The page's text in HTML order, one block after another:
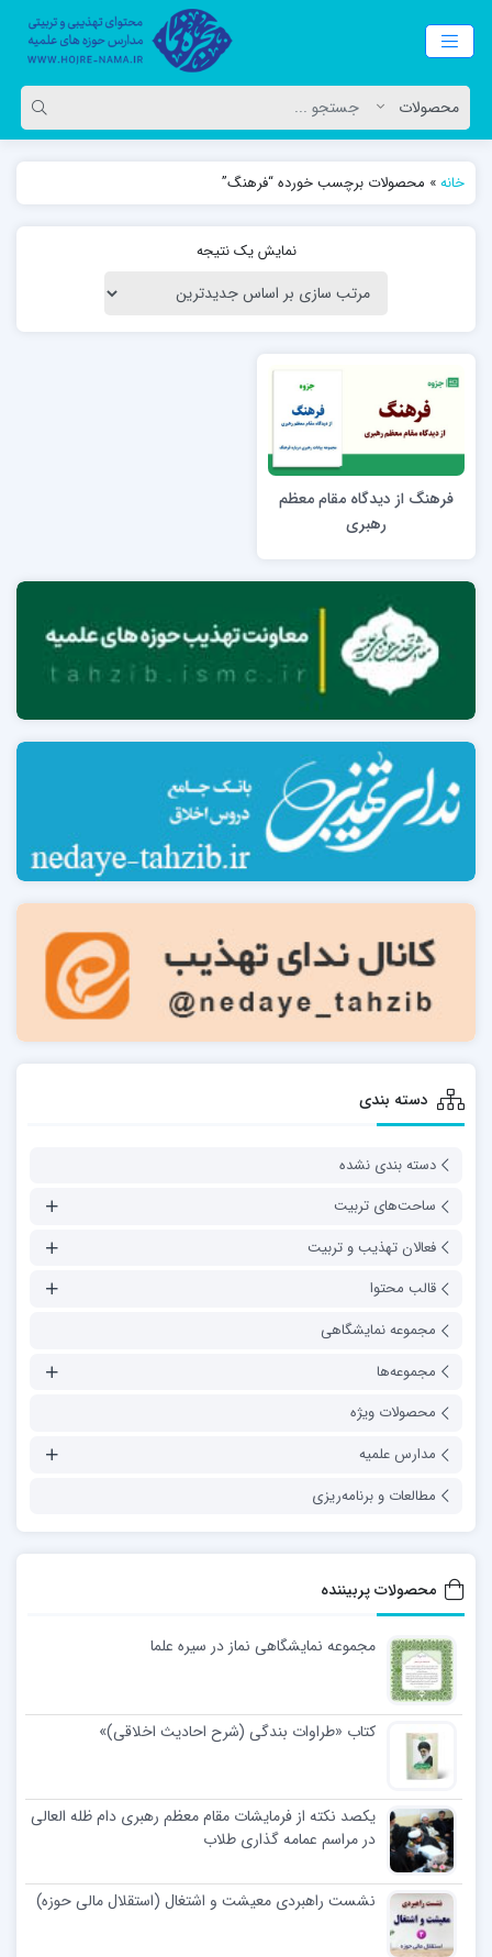
خانه» محصولات برچسب خورده “فرهنگ”
نمایش یک نتیجه
فرهنگ از دیدگاه مقام معظم
رهبری
دسته بندی
دسته بندی نشده
ساحت‌های تربیت
فعالان تهذیب و تربیت
قالب محتوا
مجموعه نمایشگاهی
مجموعه‌ها
محصولات ویژه
مدارس علمیه
مطالعات و برنامه‌ریزی
محصولات پربیننده
مجموعه نمایشگاهی نماز در سیره علما
کتاب «طراوات بندگی (شرح احادیث اخلاقی)»
یکصد نکته از فرمایشات مقام معظم رهبری دام ظله العالی
در مراسم عمامه گذاری طلاب
نشست راهبردی معیشت و اشتغال (استقلال مالی حوزه)